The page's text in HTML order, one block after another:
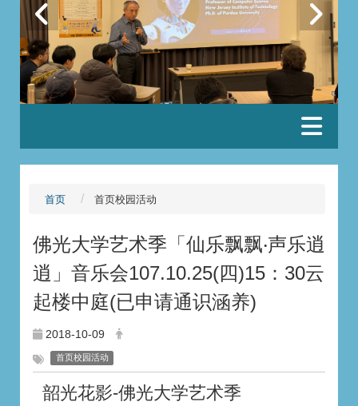
首页 首页校园活动
佛光大学艺术季「仙乐飘飘‧声乐逍
逍」音乐会107.10.25(四)15：30云
起楼中庭(已申请通识涵养)
2018-10-09
首页校园活动
韶光花影-佛光大学艺术季